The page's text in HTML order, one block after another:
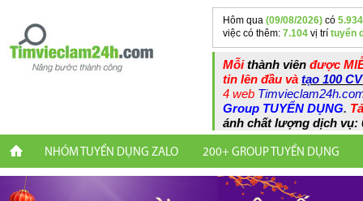
Hôm qua (09/08/2026) có 5.934
việc có thêm: 7.104 vị trí tuyển
Mỗithành viên được
tin lên đầu và tạo 100
4 web
Group TUYỂN DỤNG.
ánh chất lượng dịch vụ:
NHÓM TUYỂN DỤNG ZALO 200+ GROUP TUYỂN DỤNG